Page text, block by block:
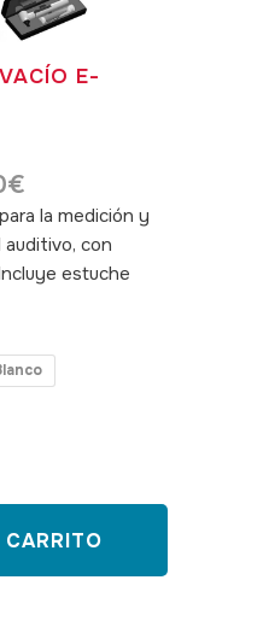
E-
€
la medición y
auditivo, con
estuche